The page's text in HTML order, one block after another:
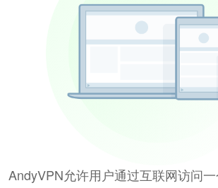
AndyVPN允许用户通过互联网访问一